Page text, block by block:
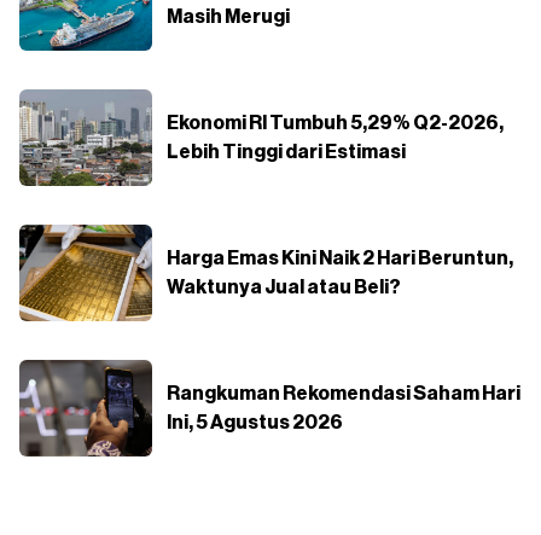
Masih Merugi
Ekonomi RI Tumbuh 5,29% Q2-2026,
Lebih Tinggi dari Estimasi
Harga Emas Kini Naik 2 Hari Beruntun,
Waktunya Jual atau Beli?
Rangkuman Rekomendasi Saham Hari
Ini, 5 Agustus 2026